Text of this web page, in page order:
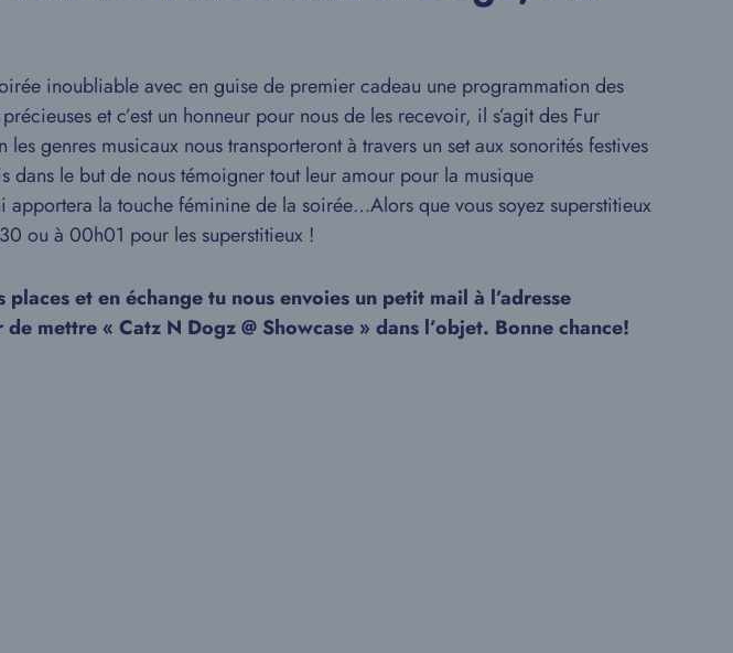
inoubliable avec en guise de premier cadeau une programmation des
et c’est un honneur pour nous de les recevoir, il s’agit des Fur
genres musicaux nous transporteront à travers un set aux sonorités festives
dans le but de nous témoigner tout leur amour pour la musique
la touche féminine de la soirée…Alors que vous soyez superstitieux
ou à 00h01 pour les superstitieux !
places et en échange tu nous envoies un petit mail à l’adresse
mettre « Catz N Dogz @ Showcase » dans l’objet. Bonne chance!